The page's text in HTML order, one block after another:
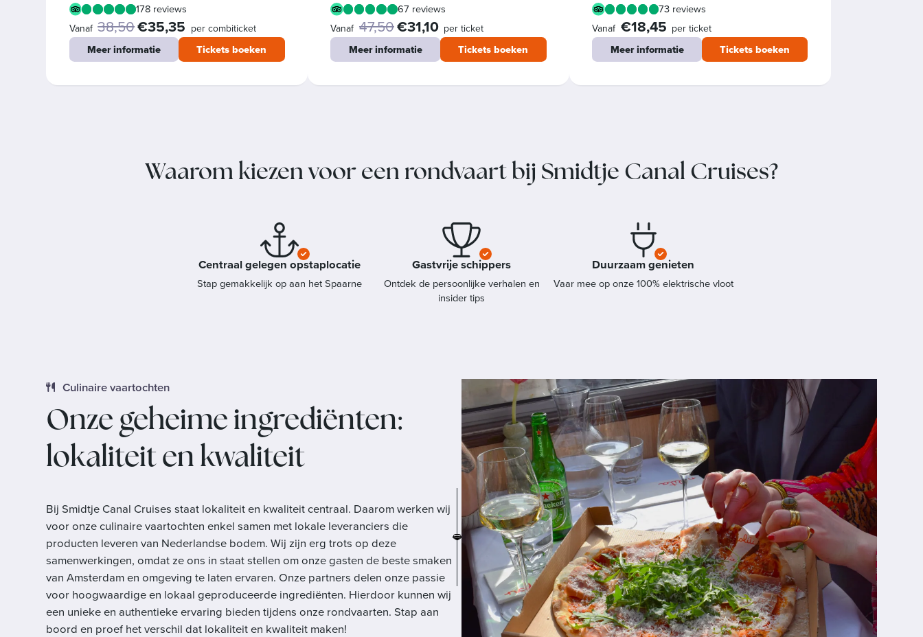
178 reviews
Vanaf 38,50€35,35 per combiticket
Meer informatie Tickets boeken
67 reviews
Vanaf 47,50€31,10 per ticket
Meer informatie Tickets boeken
73 reviews
Vanaf €18,45 per ticket
Meer informatie Tickets boeken
Waarom kiezen voor een rondvaart bij Smidtje Canal Cruises?
Centraal gelegen opstaplocatie
Stap gemakkelijk op aan het Spaarne
Gastvrije schippers
Ontdek de persoonlijke verhalen en
insider tips
Duurzaam genieten
Vaar mee op onze 100% elektrische vloot
Culinaire vaartochten
Onze geheime ingrediënten:
lokaliteit en kwaliteit
Bij Smidtje Canal Cruises staat lokaliteit en kwaliteit centraal. Daarom werken wij
voor onze culinaire vaartochten enkel samen met lokale leveranciers die
producten leveren van Nederlandse bodem. Wij zijn erg trots op deze
samenwerkingen, omdat ze ons in staat stellen om onze gasten de beste smaken
van Amsterdam en omgeving te laten ervaren. Onze partners delen onze passie
voor hoogwaardige en lokaal geproduceerde ingrediënten. Hierdoor kunnen wij
een unieke en authentieke ervaring bieden tijdens onze rondvaarten. Stap aan
boord en proef het verschil dat lokaliteit en kwaliteit maken!